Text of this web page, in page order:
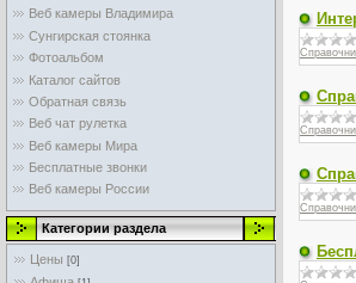
Веб камеры Владимира
Сунгирская стоянка
Фотоальбом
Каталог сайтов
Обратная связь
Веб чат рулетка
Веб камеры Мира
Бесплатные звонки
Веб камеры России
Категории раздела
Цены [0]